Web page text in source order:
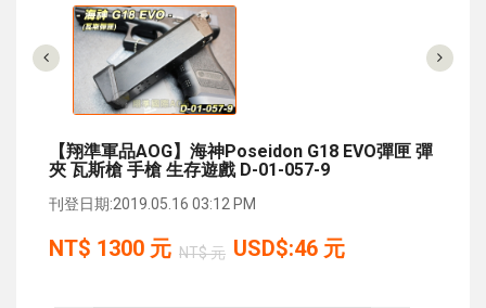
【翔準軍品AOG】海神Poseidon G18 EVO彈匣 彈
夾 瓦斯槍 手槍 生存遊戲 D-01-057-9
刊登日期:2019.05.16 03:12 PM
NT$ 1300 元 NT$ 元 USD$:46 元